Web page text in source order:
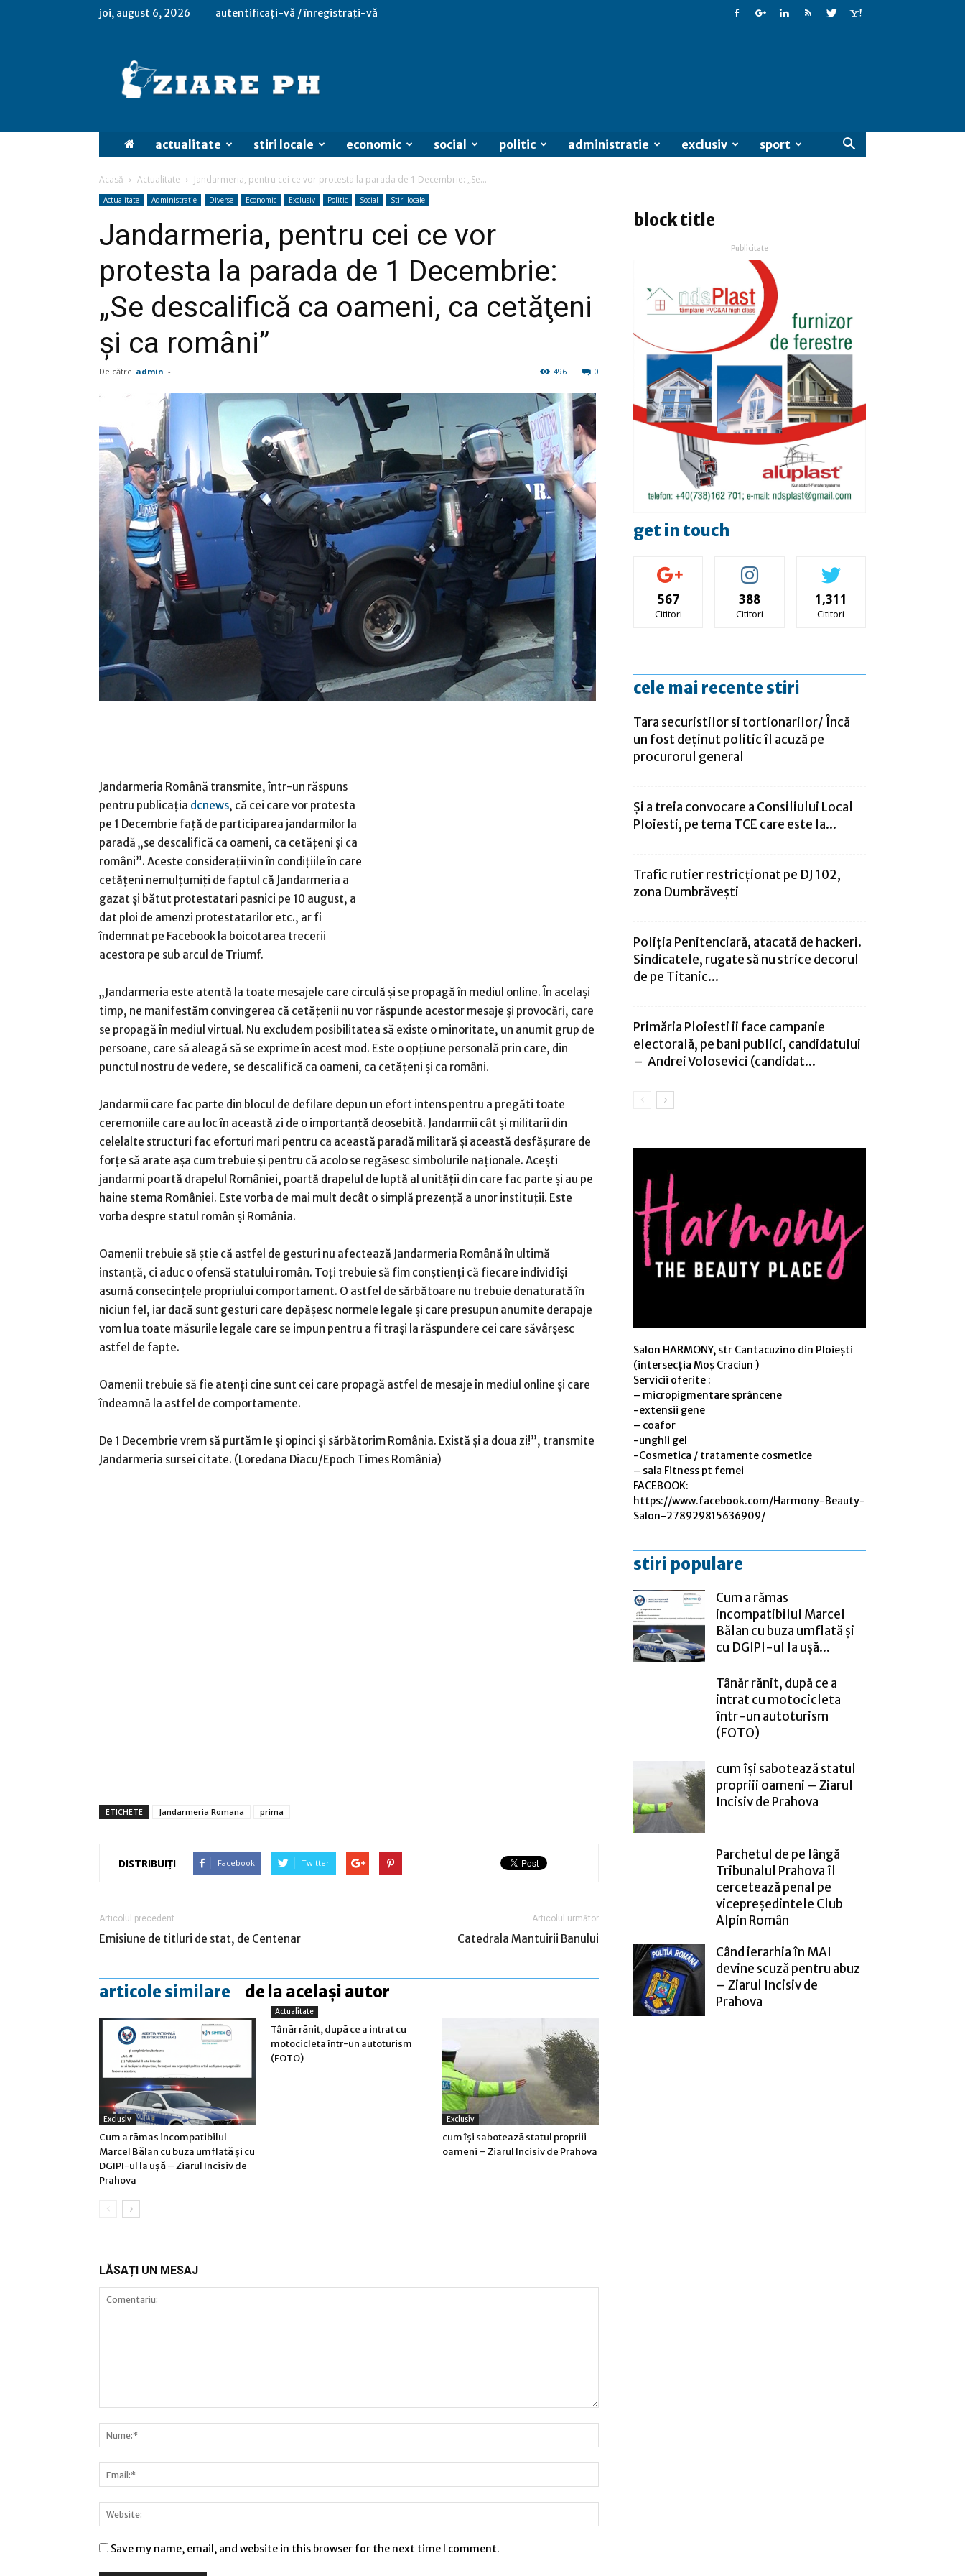
joi, august 6, 2026 autentificați-vă / înregistrați-vă
actualitate stiri locale economic social politic administratie exclusiv sport
Acasă Actualitate Jandarmeria, pentru cei ce vor protesta la parada de 1 Decembrie: „Se...
Actualitate Administratie Diverse Economic Exclusiv Politic Social Stiri locale
Jandarmeria, pentru cei ce vor
protesta la parada de 1 Decembrie:
„Se descalifică ca oameni, ca cetăţeni
şi ca români”
De către admin - 0
496
Jandarmeria Română transmite, într-un răspuns
pentru publicaţia dcnews, că cei care vor protesta
pe 1 Decembrie faţă de participarea jandarmilor la
paradă „se descalifică ca oameni, ca cetăţeni şi ca
români”. Aceste consideraţii vin în condiţiile în care
cetăţeni nemulţumiţi de faptul că Jandarmeria a
gazat şi bătut protestatari pasnici pe 10 august, a
dat ploi de amenzi protestatarilor etc., ar fi
îndemnat pe Facebook la boicotarea trecerii
acestora pe sub arcul de Triumf.
„Jandarmeria este atentă la toate mesajele care circulă şi se propagă în mediul online. În acelaşi
timp, ne manifestăm convingerea că cetăţenii nu vor răspunde acestor mesaje şi provocări, care
se propagă în mediul virtual. Nu excludem posibilitatea să existe o minoritate, un anumit grup de
persoane, care să aleagă să se exprime în acest mod. Este o opţiune personală prin care, din
punctul nostru de vedere, se descalifică ca oameni, ca cetăţeni şi ca români.
Jandarmii care fac parte din blocul de defilare depun un efort intens pentru a pregăti toate
ceremoniile care au loc în această zi de o importanţă deosebită. Jandarmii cât şi militarii din
celelalte structuri fac eforturi mari pentru ca această paradă militară şi această desfăşurare de
forţe să arate aşa cum trebuie şi pentru că acolo se regăsesc simbolurile naţionale. Aceşti
jandarmi poartă drapelul României, poartă drapelul de luptă al unităţii din care fac parte şi au pe
haine stema României. Este vorba de mai mult decât o simplă prezenţă a unor instituţii. Este
vorba despre statul român şi România.
Oamenii trebuie să ştie că astfel de gesturi nu afectează Jandarmeria Română în ultimă
instanţă, ci aduc o ofensă statului român. Toţi trebuie să fim conştienţi că fiecare individ îşi
asumă consecinţele propriului comportament. O astfel de sărbătoare nu trebuie denaturată în
niciun fel, iar dacă sunt gesturi care depăşesc normele legale şi care presupun anumite derapaje
vom lua toate măsurile legale care se impun pentru a fi traşi la răspundere cei care săvârşesc
astfel de fapte.
Oamenii trebuie să fie atenţi cine sunt cei care propagă astfel de mesaje în mediul online şi care
îndeamnă la astfel de comportamente.
De 1 Decembrie vrem să purtăm Ie şi opinci şi sărbătorim România. Există şi a doua zi!”, transmite
Jandarmeria sursei citate. (Loredana Diacu/Epoch Times România)
ETICHETE Jandarmeria Romana prima
DISTRIBUIȚI Facebook Twitter
Articolul precedent
Emisiune de titluri de stat, de Centenar
Articolul următor
Catedrala Mantuirii Banului
articole similare de la același autor
Exclusiv
Cum a rămas incompatibilul
Marcel Bălan cu buza umflată și cu
DGIPI-ul la ușă – Ziarul Incisiv de
Prahova
Actualitate
Tânăr rănit, după ce a intrat cu
motocicleta într-un autoturism
(FOTO)
Exclusiv
cum își sabotează statul propriii
oameni – Ziarul Incisiv de Prahova
LĂSAȚI UN MESAJ
Save my name, email, and website in this browser for the next time I comment.
block title
Publicitate
get in touch
567
Cititori
388
Cititori
1,311
Cititori
cele mai recente stiri
Tara securistilor si tortionarilor/ Încă
un fost deţinut politic îl acuză pe
procurorul general
Și a treia convocare a Consiliului Local
Ploiesti, pe tema TCE care este la...
Trafic rutier restricționat pe DJ 102,
zona Dumbrăvești
Poliția Penitenciară, atacată de hackeri.
Sindicatele, rugate să nu strice decorul
de pe Titanic...
Primăria Ploiesti ii face campanie
electorală, pe bani publici, candidatului
– Andrei Volosevici (candidat...
Salon HARMONY, str Cantacuzino din Ploiești
(intersecția Moș Craciun )
Servicii oferite :
– micropigmentare sprâncene
-extensii gene
– coafor
-unghii gel
-Cosmetica / tratamente cosmetice
– sala Fitness pt femei
FACEBOOK:
https://www.facebook.com/Harmony-Beauty-
Salon-278929815636909/
stiri populare
Cum a rămas
incompatibilul Marcel
Bălan cu buza umflată și
cu DGIPI-ul la ușă...
Tânăr rănit, după ce a
intrat cu motocicleta
într-un autoturism
(FOTO)
cum își sabotează statul
propriii oameni – Ziarul
Incisiv de Prahova
Parchetul de pe lângă
Tribunalul Prahova îl
cercetează penal pe
vicepreședintele Club
Alpin Român
Când ierarhia în MAI
devine scuză pentru abuz
– Ziarul Incisiv de
Prahova